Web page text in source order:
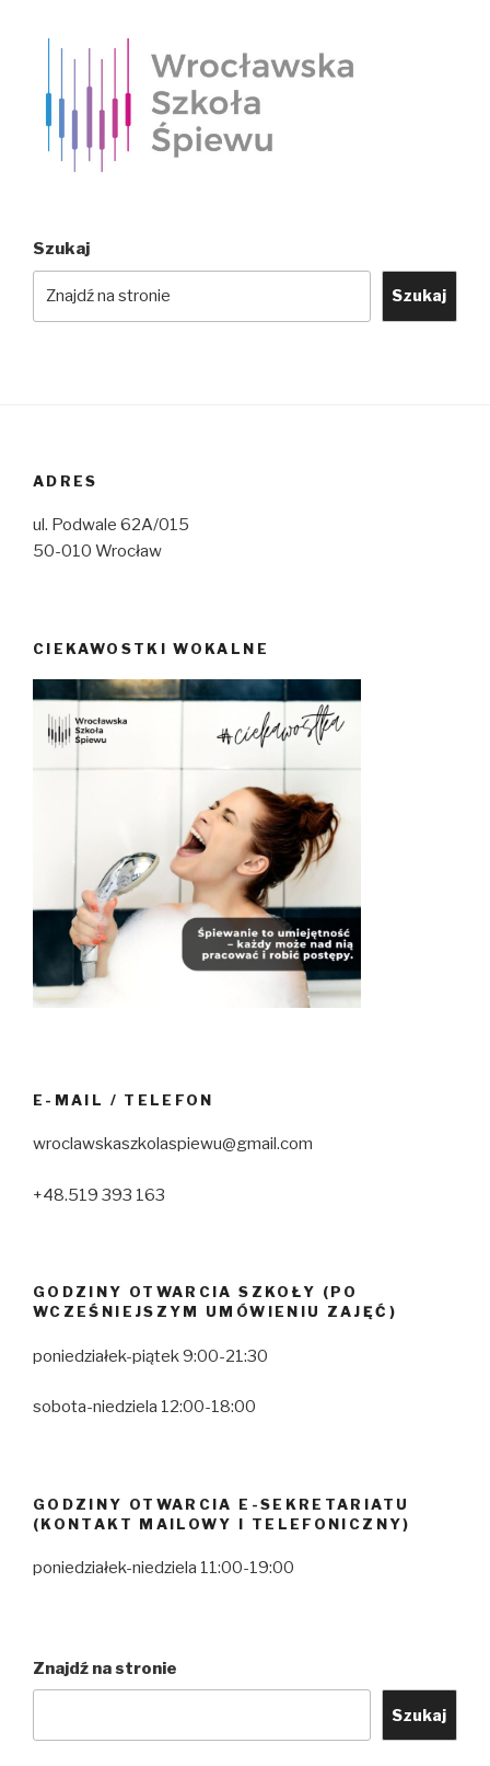
Szukaj
Szukaj
ADRES
ul. Podwale 62A/015
50-010 Wrocław
CIEKAWOSTKI WOKALNE
E-MAIL / TELEFON
wroclawskaszkolaspiewu@gmail.com
+48.519 393 163
GODZINY OTWARCIA SZKOŁY (PO
WCZEŚNIEJSZYM UMÓWIENIU ZAJĘĆ)
poniedziałek-piątek 9:00-21:30
sobota-niedziela 12:00-18:00
GODZINY OTWARCIA E-SEKRETARIATU
(KONTAKT MAILOWY I TELEFONICZNY)
poniedziałek-niedziela 11:00-19:00
Znajdź na stronie
Szukaj